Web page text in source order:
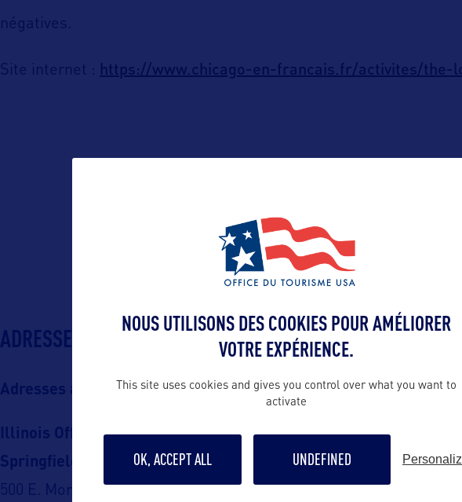
négatives.
Site internet : https://www.chicago-en-francais.fr/activites/the-
ALLEZ PLUS LOIN
ADRESSES
Adresses aux USA :
Illinois Office of Tourism –
Springfield Office
500 E. Monroe
Contact presse
NOUS UTILISONS DES COOKIES POUR AMÉLIORER
VOTRE EXPÉRIENCE.
This site uses cookies and gives you control over what you want to
activate
OK, ACCEPT ALL UNDEFINED